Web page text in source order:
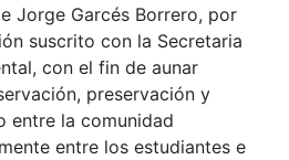
Jorge Garcés Borrero, por
suscrito con la Secretaria
con el fin de aunar
preservación y
entre la comunidad
entre los estudiantes e